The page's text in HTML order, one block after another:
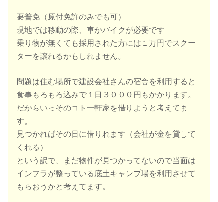
要普免（原付免許のみでも可）
現地では移動の際、車かバイクが必要です
乗り物が無くても採用された方には１万円でスクー
ターを譲れるかもしれません。
問題は住む場所で建設会社さんの宿舎を利用すると
食事もろもろ込みで１日３０００円もかかります。
だからいっそのコト一軒家を借りようと考えてま
す。
見つかればその日に借りれます（会社が金を貸して
くれる）
という訳で、まだ物件が見つかってないので当面は
インフラが整っている底土キャンプ場を利用させて
もらおうかと考えてます。